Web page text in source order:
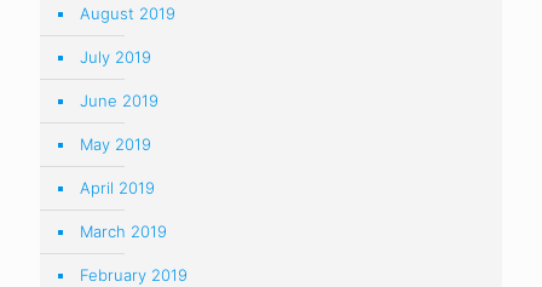
August 2019
July 2019
June 2019
May 2019
April 2019
March 2019
February 2019